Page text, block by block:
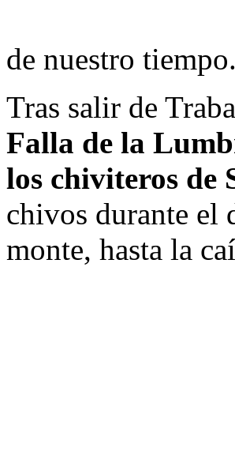
de nuestro tiempo.
Tras salir de
Falla de la
los chiviteros de
chivos durante el
monte, hasta la